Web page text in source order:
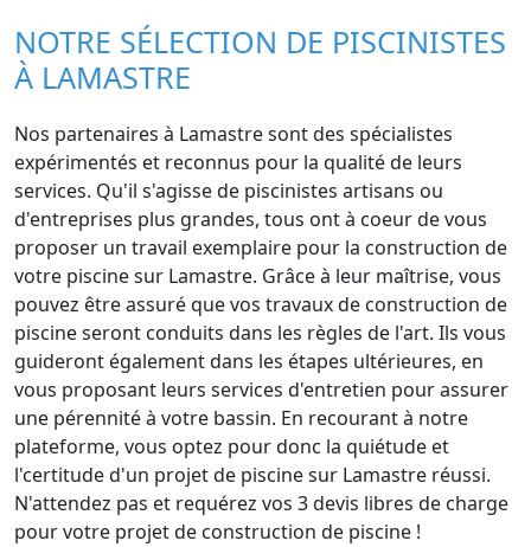
NOTRE SÉLECTION DE PISCINISTES
À LAMASTRE
Nos partenaires à Lamastre sont des spécialistes
expérimentés et reconnus pour la qualité de leurs
services. Qu'il s'agisse de piscinistes artisans ou
d'entreprises plus grandes, tous ont à coeur de vous
proposer un travail exemplaire pour la construction de
votre piscine sur Lamastre. Grâce à leur maîtrise, vous
pouvez être assuré que vos travaux de construction de
piscine seront conduits dans les règles de l'art. Ils vous
guideront également dans les étapes ultérieures, en
vous proposant leurs services d'entretien pour assurer
une pérennité à votre bassin. En recourant à notre
plateforme, vous optez pour donc la quiétude et
l'certitude d'un projet de piscine sur Lamastre réussi.
N'attendez pas et requérez vos 3 devis libres de charge
pour votre projet de construction de piscine !